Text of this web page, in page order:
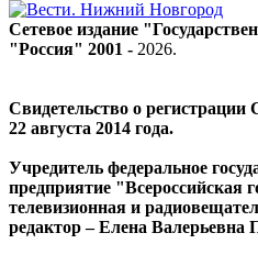
Сетевое издание
"Россия" 2001 - 2026.
Свидетельство о
22 августа 2014 года.
Учредитель федеральное
предприятие "Всероссийская
телевизионная и
редактор – Елена Валерьевна